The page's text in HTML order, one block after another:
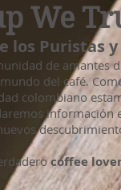
We
los Puristas
de amantes
del café.
colombiano
información
coffee